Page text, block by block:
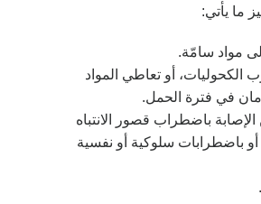
ما يأتي:
مواد سامّة.
الكحوليات، أو تعاطي المواد
في فترة الحمل.
باضطراب قصور الانتباه
باضطرابات سلوكية أو نفسية
.